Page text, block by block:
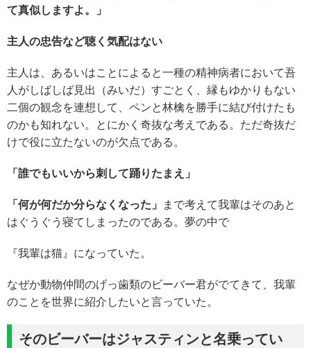
て真似しますよ。
」
主人の忠告など聴く気配はない
主人は、あるいはことによると一種の精神病者において吾
人がしばしば見出（みいだ）すごとく、縁もゆかりもない
二個の観念を連想して、ペンと林檎を勝手に結び付けたも
のかも知れない。とにかく奇抜な考えである。ただ奇抜だ
けで役に立たないのが欠点である。
「誰でもいいから刺して踊り たまえ」
「何が何だか分らなくなった」
まで考えて我輩はそのあと
はぐうぐう寝てしまったのである。夢の中で
『我輩は猫』になっていた。
なぜか動物仲間のげっ歯類のビーバー君がでてきて、我輩
のことを世界に紹介したいと言っていた。
そのビーバーはジャスティンと名乗ってい